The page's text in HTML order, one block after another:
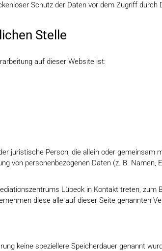
Schutz der Daten vor dem Zugriff durch
Stelle
auf dieser Website ist:
juristische Person, die allein oder gemeinsam
von personenbezogenen Daten (z. B. Namen,
Lübeck in Kontakt treten, zum
diese alle auf dieser Seite genannten
keine speziellere Speicherdauer genannt